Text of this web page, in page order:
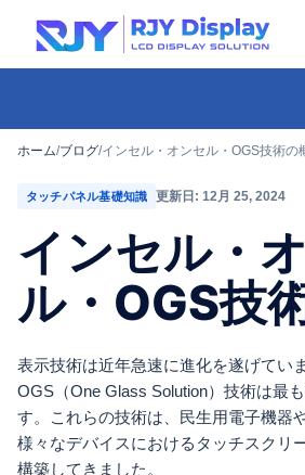
Skip
ス
ッ
プ
ホーム/ブログ/インセル・オンセル・OGS技術の
タッチパネル基礎知識 更新日: 12月 25, 2024
インセル・
ル・OGS技
表示技術は近年急速に進化を遂げてい
OGS（One Glass Solution）技術は最
す。これらの技術は、民生用電子機器
様々なデバイスにおけるタッチスクリ
構築してきました。